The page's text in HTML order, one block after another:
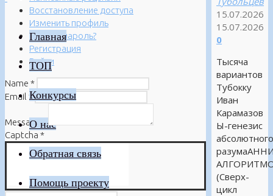
Главная
ТОП
Конкурсы
О нас
Обратная связь
Помощь проекту
15.07.2026
15.07.2026
0
Тысяча
вариантов
Тубокку
Иван
Карамазов
Ы-генезис
(Сверх-
цикл
Восстановление доступа
Изменить профиль
Забыли пароль?
Регистрация
Войти
Name *
Email *
Message*
Captcha *